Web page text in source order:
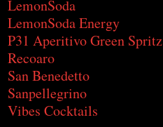
LemonSoda
LemonSoda Energy
P31 Aperitivo Green Spritz
Recoaro
San Benedetto
Sanpellegrino
Vibes Cocktails